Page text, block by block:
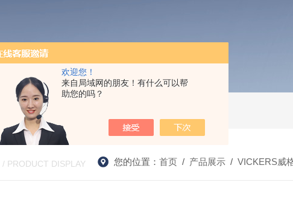
欢迎您！
来自局域网的朋友！有什么可以帮
助您的吗？
/ PRODUCT DISPLAY 您的位置： 首页/ 产品展示/ VICKERS威